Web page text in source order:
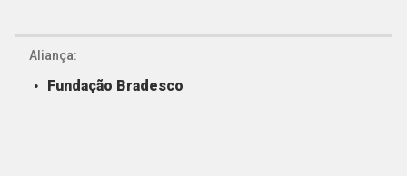
Aliança:
Fundação Bradesco